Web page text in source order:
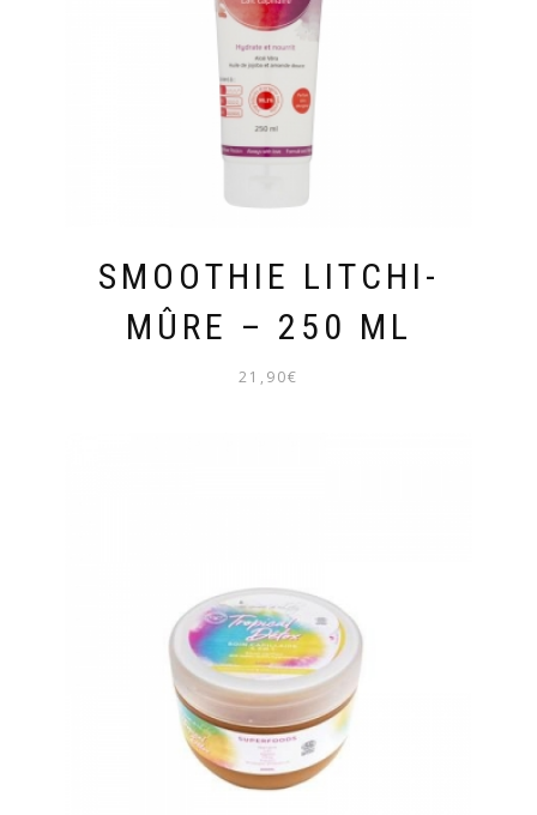
SMOOTHIE LITCHI-
MÛRE – 250 ML
21,90€